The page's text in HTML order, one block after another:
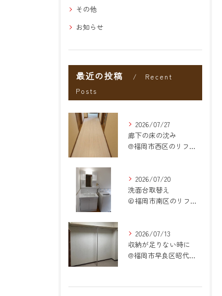
その他
お知らせ
最近の投稿
Recent
Posts
2026/07/27
廊下の床の沈み
@福岡市西区のリフォーム
2026/07/20
洗面台取替え
＠福岡市南区のリフォーム
2026/07/13
収納が足りない時に
@福岡市早良区昭代のリフォーム